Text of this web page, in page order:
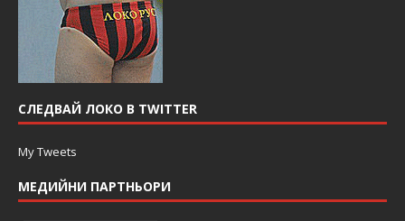
СЛЕДВАЙ ЛОКО В TWITTER
My Tweets
МЕДИЙНИ ПАРТНЬОРИ